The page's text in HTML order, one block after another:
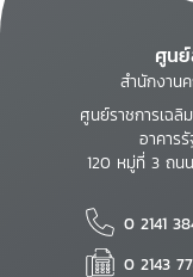
ศูน
สำนักงาน
ศูนย์ราชการเฉ
อาคาร
120 หมู่ที่ 3 ถน
0 2141
0 2143